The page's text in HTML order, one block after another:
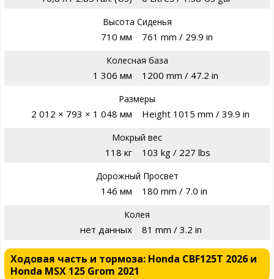
Высота Сиденья
710 мм 761 mm / 29.9 in
Колесная база
1 306 мм 1200 mm / 47.2 in
Размеры
2 012 × 793 × 1 048 мм Height 1015 mm / 39.9 in
Мокрый вес
118 кг 103 kg / 227 lbs
Дорожный Просвет
146 мм 180 mm / 7.0 in
Колея
нет данных 81 mm / 3.2 in
Ходовая часть и тормоза: Honda CBF125T 2026 и
Honda MSX 125 Grom 2021